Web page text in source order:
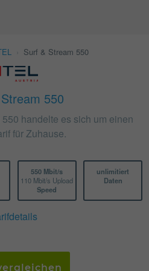
Surf & Stream 550
550
handelte es sich um einen
für Zuhause.
550 Mbit/s
110 Mbit/s Upload
Speed
unlimitiert
Daten